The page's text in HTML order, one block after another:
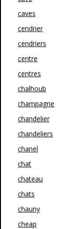
caves
cendrier
cendriers
centre
centres
chalhoub
champagne
chandelier
chandeliers
chanel
chat
chateau
chats
chauny
cheap